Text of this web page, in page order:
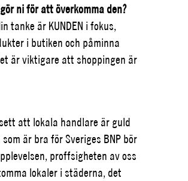
ni för att överkomma den?
tanke är KUNDEN i fokus,
i butiken och påminna
är viktigare att shoppingen är
att lokala handlare är guld
är bra för Sveriges BNP bör
proffsigheten av oss
lokaler i städerna, det